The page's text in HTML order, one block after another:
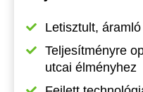
Letisztult,
Teljesítményre
utcai élményhez